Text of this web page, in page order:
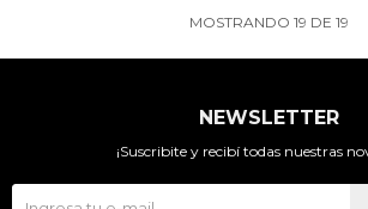
MOSTRANDO 19 DE 19
NEWSLETTER
¡Suscribite y recibí todas nuestras